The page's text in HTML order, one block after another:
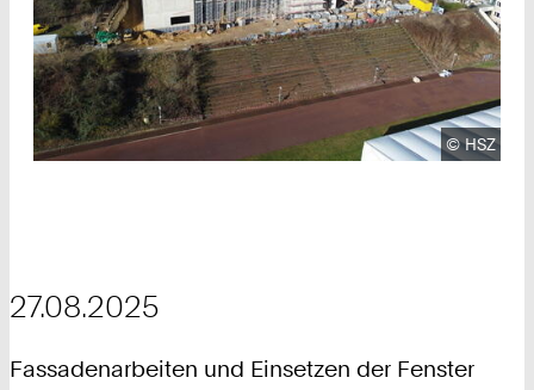
©HSZ
27.08.2025
Fassadenarbeiten und Einsetzen der Fenster